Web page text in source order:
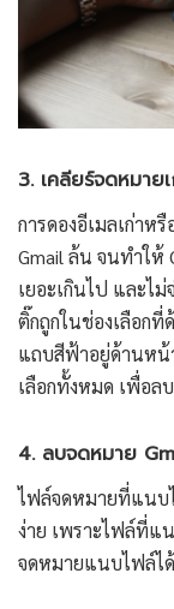
3. เคลียร์จดหมาย
การดองอีเมลเก่าห
Gmail ล้น จนทำให้
เยอะเกินไป และไ
ติ๊กถูกในช่องเลือก
แถบสีฟ้าอยู่ด้านหน้
เลือกทั้งหมด เพื่อล
4. ลบจดหมาย
ไฟล์จดหมายที่แนบ
ง่าย เพราะไฟล์ที่แ
จดหมายแนบไฟล์ไ